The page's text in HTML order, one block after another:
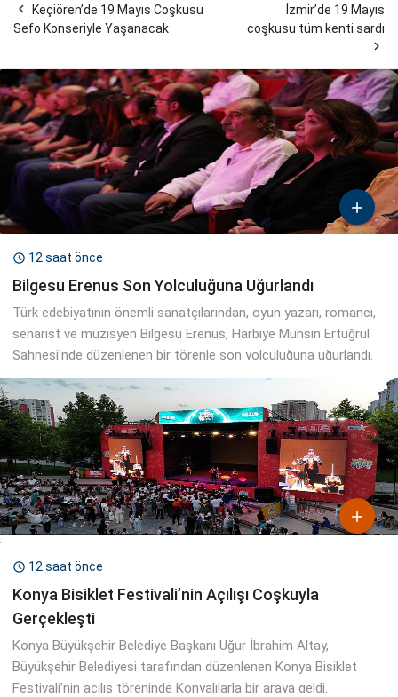

Keçiören’de 19 Mayıs Coşkusu
Sefo Konseriyle Yaşanacak
İzmir’de 19 Mayıs
coşkusu tüm kenti sardı


 12 saat önce
Bilgesu Erenus Son Yolculuğuna Uğurlandı
Türk edebiyatının önemli sanatçılarından, oyun yazarı, romancı,
senarist ve müzisyen Bilgesu Erenus, Harbiye Muhsin Ertuğrul
Sahnesi’nde düzenlenen bir törenle son yolculuğuna uğurlandı.

 12 saat önce
Konya Bisiklet Festivali’nin Açılışı Coşkuyla
Gerçekleşti
Konya Büyükşehir Belediye Başkanı Uğur İbrahim Altay,
Büyükşehir Belediyesi tarafından düzenlenen Konya Bisiklet
Festivali’nin açılış töreninde Konyalılarla bir araya geldi.